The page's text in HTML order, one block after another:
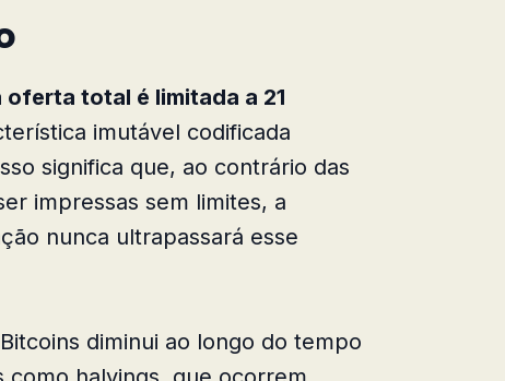
total é limitada a 21
imutável codificada
significa que, ao contrário das
impressas sem limites, a
nunca ultrapassará esse
diminui ao longo do tempo